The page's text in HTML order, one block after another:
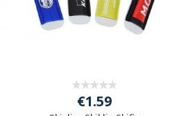
€1.59